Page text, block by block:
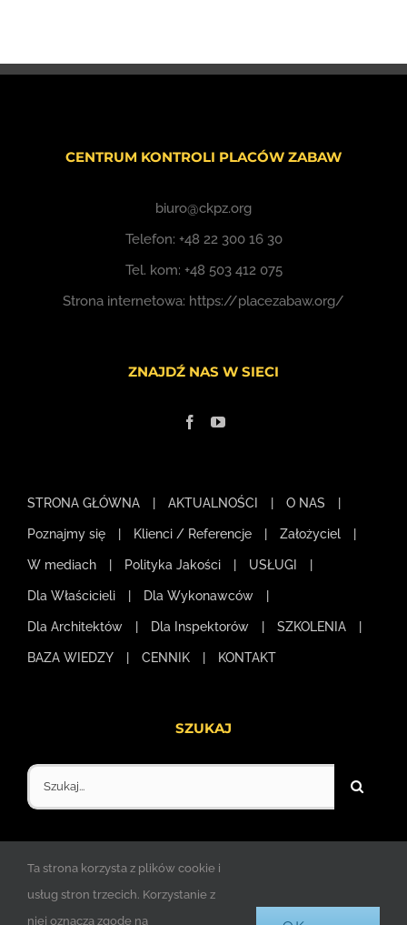
CENTRUM KONTROLI PLACÓW ZABAW
biuro@ckpz.org
Telefon: +48 22 300 16 30
Tel. kom: +48 503 412 075
Strona internetowa: https://placezabaw.org/
ZNAJDŹ NAS W SIECI
STRONA GŁÓWNA AKTUALNOŚCI O NAS
Poznajmy się Klienci / Referencje Założyciel
W mediach Polityka Jakości USŁUGI
Dla Właścicieli Dla Wykonawców
Dla Architektów Dla Inspektorów SZKOLENIA
BAZA WIEDZY CENNIK KONTAKT
SZUKAJ
Szukaj
Ta strona korzysta z plików cookie i
usług stron trzecich. Korzystanie z
niej oznacza zgodę na